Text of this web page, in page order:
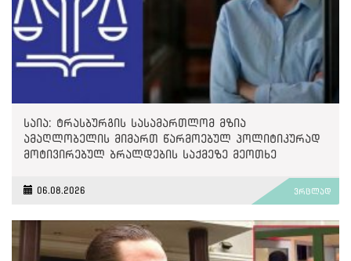
საია: ტრასბურგის სასამართლომ მზია
ამაღლობელის მიმართ წარმოებულ პოლიტიკურად
მოტივირებულ ბრალდების საქმეზე მეოთხე
06.08.2026 ვრცლად